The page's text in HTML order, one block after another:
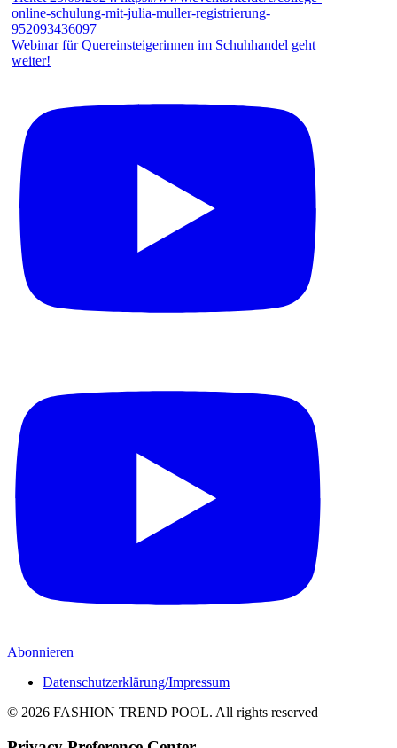
Webinar für Quereinsteigerinnen im Schuhhandel geht
weiter!
Abonnieren
Datenschutzerklärung/Impressum
© 2026 FASHION TREND POOL. All rights reserved